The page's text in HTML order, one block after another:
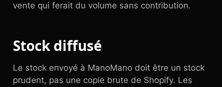
vente qui ferait du volume sans contribution.
Stock diffusé
Le stock envoyé à ManoMano doit être un stock
prudent, pas une copie brute de Shopify. Les